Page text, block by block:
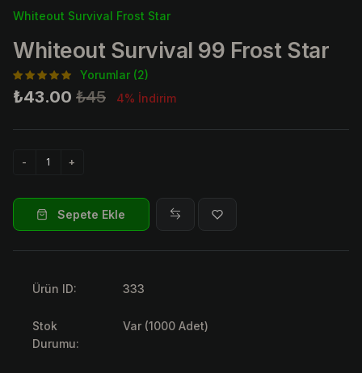
Whiteout Survival Frost Star
Whiteout Survival 99 Frost Star
Yorumlar (2)
₺43.00 ₺45 4% İndirim
Sepete Ekle
Ürün ID: 333
Stok
Durumu:
Var (1000 Adet)